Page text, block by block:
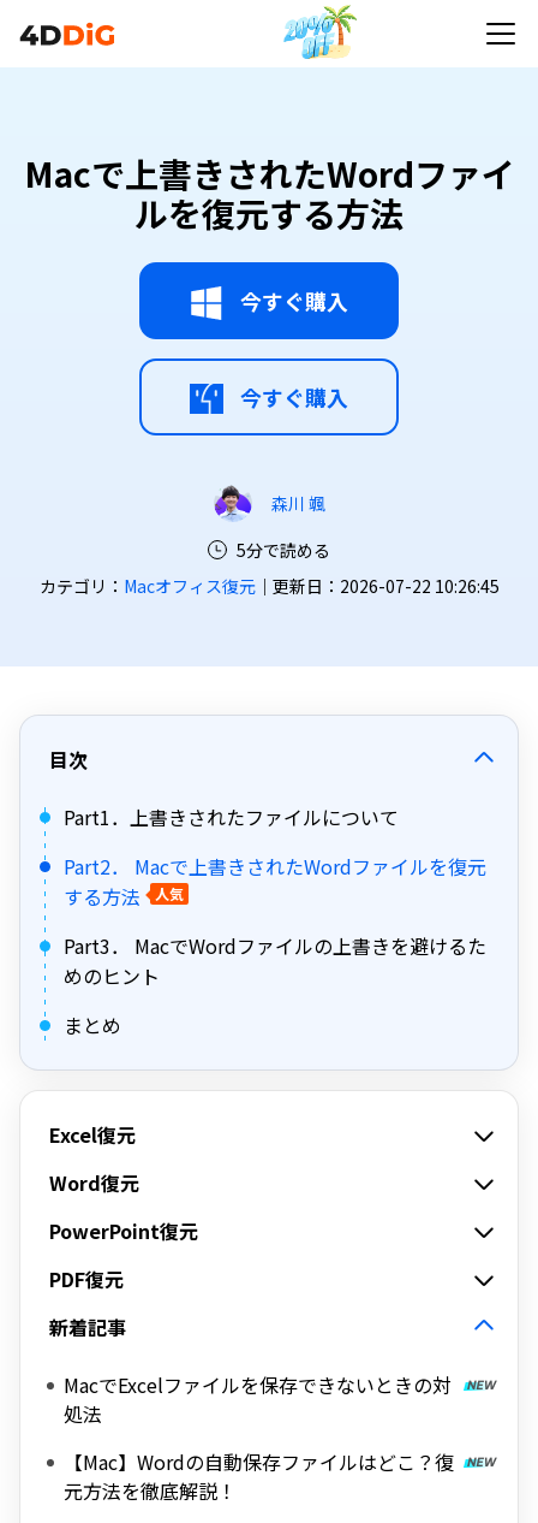
Macで上書きされたWordファイ
ルを復元する方法
今すぐ購入
今すぐ購入
森川 颯
5分で読める
カテゴリ： Macオフィス復元｜更新日：2026-07-22 10:26:45
目次
Part1．上書きされたファイルについて
Part2． Macで上書きされたWordファイルを復元
する方法
人気
Part3． MacでWordファイルの上書きを避けるた
めのヒント
まとめ
Excel復元
Word復元
PowerPoint復元
PDF復元
新着記事
MacでExcelファイルを保存できないときの対
処法
【Mac】Wordの自動保存ファイルはどこ？復
元方法を徹底解説！